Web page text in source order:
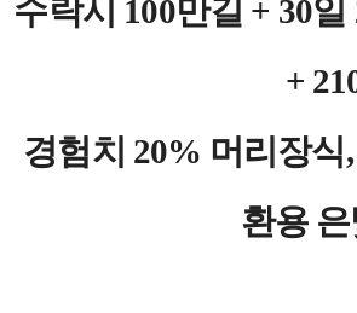
수락시 100만길 + 30
+
경험치 20% 머리장
환용